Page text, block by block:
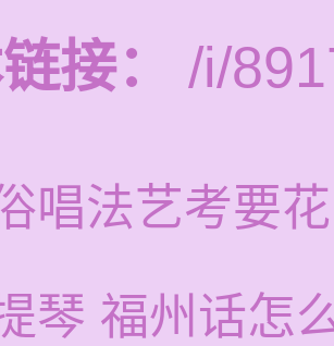
接：
/i/
唱法艺考要
琴 福州话怎